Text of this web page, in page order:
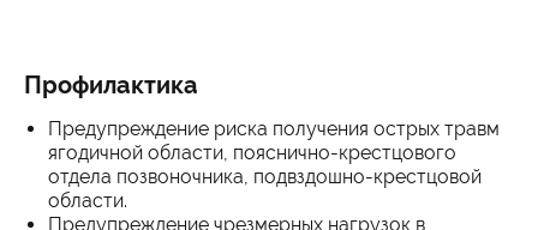
Профилактика
Предупреждение риска получения острых травм
ягодичной области, пояснично-крестцового
отдела позвоночника, подвздошно-крестцовой
области.
Предупреждение чрезмерных нагрузок в